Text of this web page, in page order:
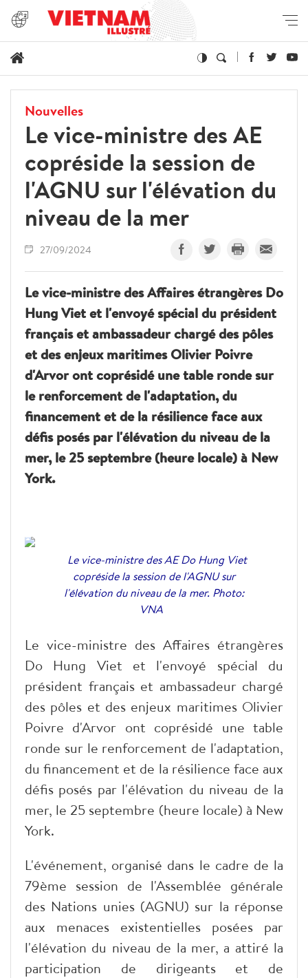
Nouvelles
Le vice-ministre des AE
copréside la session de
l'AGNU sur l'élévation du
niveau de la mer
27/09/2024
Le vice-ministre des Affaires étrangères Do
Hung Viet et l'envoyé spécial du président
français et ambassadeur chargé des pôles
et des enjeux maritimes Olivier Poivre
d'Arvor ont coprésidé une table ronde sur
le renforcement de l'adaptation, du
financement et de la résilience face aux
défis posés par l'élévation du niveau de la
mer, le 25 septembre (heure locale) à New
York.
Le vice-ministre des AE Do Hung Viet
copréside la session de l'AGNU sur
l'élévation du niveau de la mer. Photo:
VNA
Le vice-ministre des Affaires étrangères
Do Hung Viet et l'envoyé spécial du
président français et ambassadeur chargé
des pôles et des enjeux maritimes Olivier
Poivre d'Arvor ont coprésidé une table
ronde sur le renforcement de l'adaptation,
du financement et de la résilience face aux
défis posés par l'élévation du niveau de la
mer, le 25 septembre (heure locale) à New
York.
L'événement, organisé dans le cadre de la
79ème session de l'Assemblée générale
des Nations unies (AGNU) sur la réponse
aux menaces existentielles posées par
l'élévation du niveau de la mer, a attiré la
participation de dirigeants et de